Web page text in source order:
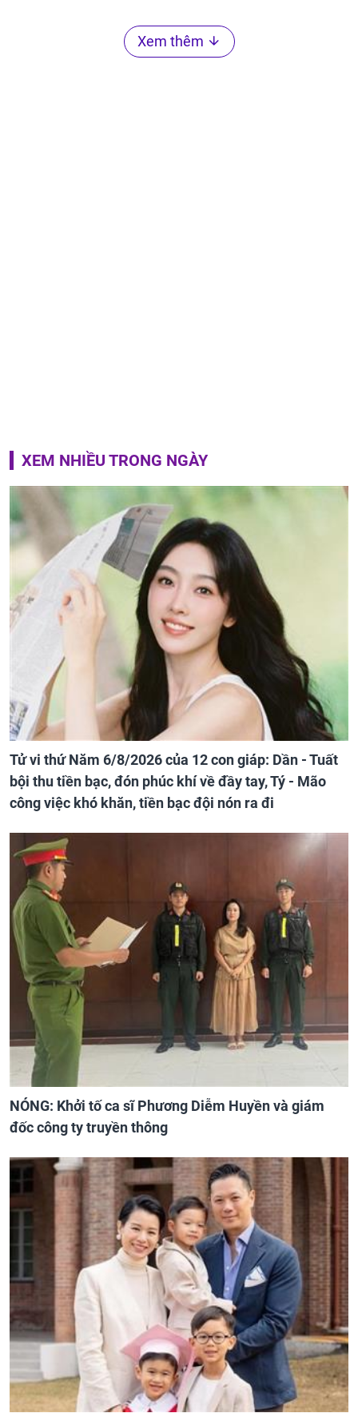
Xem thêm
XEM NHIỀU TRONG NGÀY
Tử vi thứ Năm 6/8/2026 của 12 con giáp: Dần - Tuất
bội thu tiền bạc, đón phúc khí về đầy tay, Tý - Mão
công việc khó khăn, tiền bạc đội nón ra đi
NÓNG: Khởi tố ca sĩ Phương Diễm Huyền và giám
đốc công ty truyền thông